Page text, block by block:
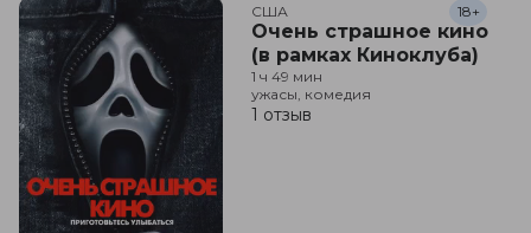
США
Очень страшное кино
(в рамках Киноклуба)
18+
1 ч 49 мин
ужасы, комедия
1 отзыв